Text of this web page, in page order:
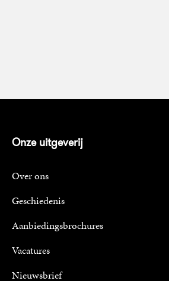
Onze uitgeverij
Over ons
Geschiedenis
Aanbiedingsbrochures
Vacatures
Nieuwsbrief